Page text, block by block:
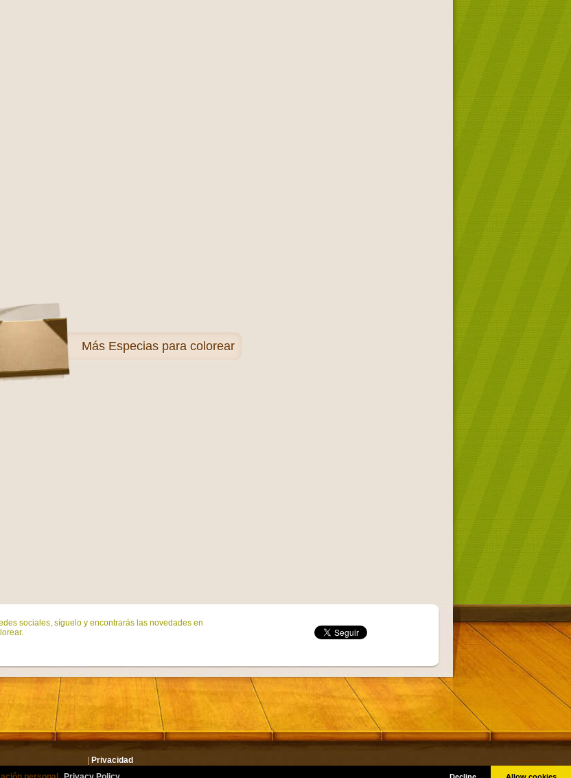
personal.Privacy Policy
Más Especias para colorear
sociales, síguelo y encontrarás las novedades en
Privacidad
los derechos reservados. Todos los personajes son marcas registradas © por sus respectivos creadores.